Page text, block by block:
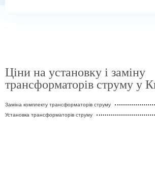
Ціни на установку і заміну
трансформаторів струму у
Заміна комплекту трансформаторів струму
Установка трансформаторів струму